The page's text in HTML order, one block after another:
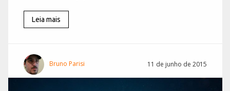
Leia mais
Bruno Parisi 11 de junho de 2015